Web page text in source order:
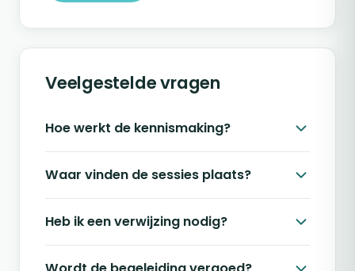
veerkracht in het leven staat, op een manier
die bij jou past.
Veelgestelde vragen
Hoe werkt de kennismaking?
Waar vinden de sessies plaats?
Heb ik een verwijzing nodig?